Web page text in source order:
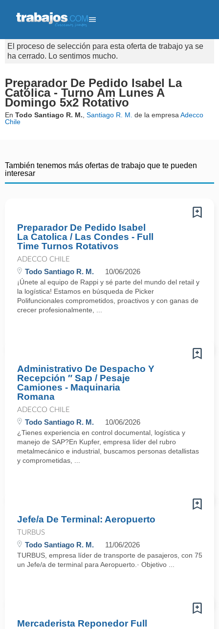
El proceso de selección para esta oferta de trabajo ya se
ha cerrado. Lo sentimos mucho.
Preparador De Pedido Isabel La
Católica - Turno Am Lunes A
Domingo 5x2 Rotativo
En Todo Santiago R. M. Santiago R. M. de la empresa Adecco
Chile
También tenemos más ofertas de trabajo que te pueden
interesar
Preparador De Pedido Isabel
La Catolica / Las Condes - Full
Time Turnos Rotativos
ADECCO CHILE
Todo Santiago R. M. 10/06/2026
¡Únete al equipo de Rappi y sé parte del mundo del retail y
la logística! Estamos en búsqueda de Picker
Polifuncionales comprometidos, proactivos y con ganas de
crecer profesionalmente, ...
Administrativo De Despacho Y
Recepción ″ Sap / Pesaje
Camiones - Maquinaria
Romana
ADECCO CHILE
Todo Santiago R. M. 10/06/2026
¿Tienes experiencia en control documental, logística y
manejo de SAP?En Kupfer, empresa líder del rubro
metalmecánico e industrial, buscamos personas detallistas
y comprometidas, ...
Jefe/a De Terminal: Aeropuerto
TURBUS
Todo Santiago R. M. 11/06/2026
TURBUS, empresa líder de transporte de pasajeros, con 75
un Jefe/a de terminal para Aeropuerto.· Objetivo ...
Mercaderista Reponedor Full